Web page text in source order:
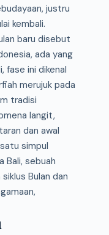
justru
kembali.
baru disebut
ada yang
fase ini dikenal
merujuk pada
tradisi
langit,
dan awal
simpul
Bali, sebuah
Bulan dan